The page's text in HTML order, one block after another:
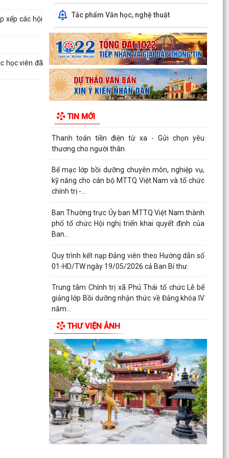
xếp các hội
học viên đã
Tác phẩm Văn học, nghệ thuật
TIN MỚI
Ban Thường trực Ủy ban MTTQ Việt Nam thành
phố tổ chức Hội nghị triển khai quyết định của
Ban...
Quy trình kết nạp Đảng viên theo Hướng dẫn số
01-HD/TW ngày 19/05/2026 cả Ban Bí thư.
Trung tâm Chính trị xã Phú Thái tổ chức Lễ bế
năm...
Thực hiện chỉ đạo của Ban Tuyên giáo và Dân
vận Thành ủy Hải Phòng, Trạm Y tế xã Phú Thái
Chi bộ Trạm Y tế xã Phú Thái đã tổ chức Hội
nghị Họp Chi bộ thường kỳ tháng 8/2026.
Cơ hội không gõ cửa hai lần, thời gian không chờ
đợi ai. Khi tinh thần "không chậm trễ" thấm
vào...
Làm thêm giờ không chỉ là tăng thu nhập mà
còn phải được bảo đảm đúng quyền lợi theo quy
Để góp phần bảo vệ môi trường, đa dạng sinh
học và nguồn lợi thủy sản. Công an xã Phú Thái
Trân trọng kính mời các cán bộ, công chức, viên
chức, người lao động, các bạn đoàn viên thanh
niên...
Kỷ niệm 96 năm ngày truyền thống Ngành
Tuyên Giáo của Đảng 01/8/1930 – 01/8/2026
Hải Phòng: Mức trợ cấp ngày công lao động đối
với lực lượng xung kích phòng, chống thiên tai
cấp xã...
THƯ VIỆN ẢNH